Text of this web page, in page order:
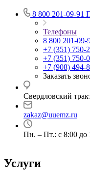
8 800 201-09-91
Телефоны
8 800 201-09-
+7 (351) 750-
+7 (351) 750-
+7 (908) 494-
Заказать
Свердловский
zakaz@uuemz.ru
Пн. – Пт.: с 8:00 до
Услуги